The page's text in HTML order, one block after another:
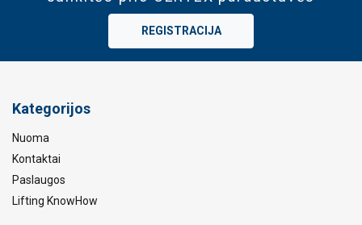
REGISTRACIJA
Kategorijos
Nuoma
Kontaktai
Paslaugos
Lifting KnowHow